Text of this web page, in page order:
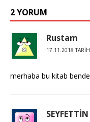
2 YORUM
Rustam
17.11.2018
merhaba bu kitab